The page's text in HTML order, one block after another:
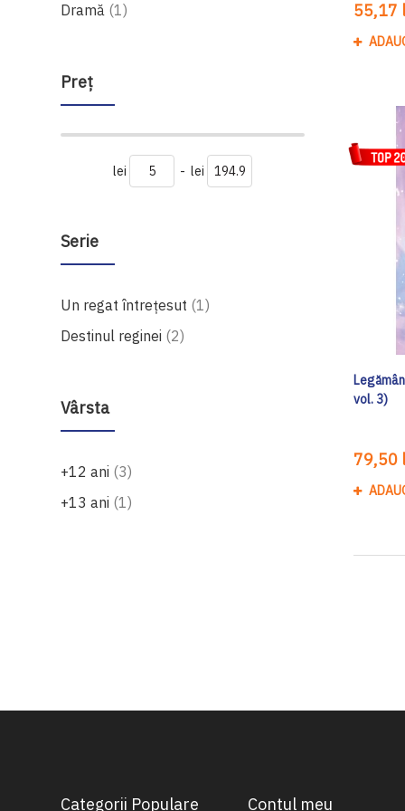
Dramă 1produs
Preţ
lei - lei
Serie
Un regat întrețesut 1produs
Destinul reginei 2produse
Vârsta
+12 ani 3produse
+13 ani 1produs
55,17
vol. 3)
79,50
Categorii Populare Contul meu